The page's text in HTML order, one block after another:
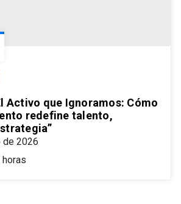
Activo que Ignoramos: Cómo
redefine talento,
de 2026
horas